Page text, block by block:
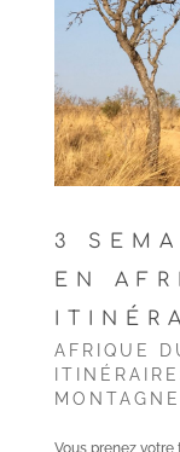
3
EN
AFRIQUE
Vous prenez votre